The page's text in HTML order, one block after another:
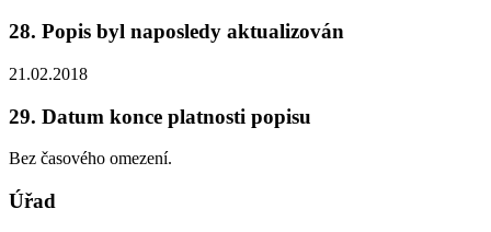
28. Popis byl naposledy aktualizován
21.02.2018
29. Datum konce platnosti popisu
Bez časového omezení.
Úřad